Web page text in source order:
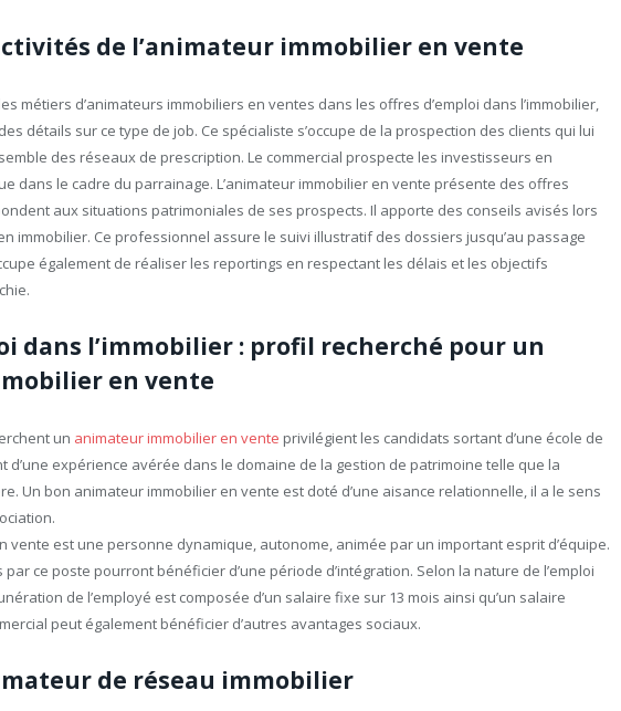
de l’animateur immobilier en vente
métiers d’animateurs immobiliers en ventes dans les offres d’emploi dans l’immobilier,
détails sur ce type de job. Ce spécialiste s’occupe de la prospection des clients qui lui
des réseaux de prescription. Le commercial prospecte les investisseurs en
dans le cadre du parrainage. L’animateur immobilier en vente présente des offres
aux situations patrimoniales de ses prospects. Il apporte des conseils avisés lors
immobilier. Ce professionnel assure le suivi illustratif des dossiers jusqu’au passage
également de réaliser les reportings en respectant les délais et les objectifs
dans l’immobilier : profil recherché pour un
en vente
un animateur immobilier en vente privilégient les candidats sortant d’une école de
d’une expérience avérée dans le domaine de la gestion de patrimoine telle que la
Un bon animateur immobilier en vente est doté d’une aisance relationnelle, il a le sens
vente est une personne dynamique, autonome, animée par un important esprit d’équipe.
ce poste pourront bénéficier d’une période d’intégration. Selon la nature de l’emploi
de l’employé est composée d’un salaire fixe sur 13 mois ainsi qu’un salaire
peut également bénéficier d’autres avantages sociaux.
de réseau immobilier